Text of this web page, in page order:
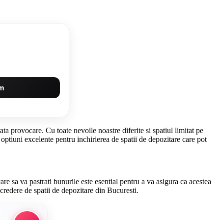
provocare. Cu toate nevoile noastre diferite si spatiul limitat pe
excelente pentru inchirierea de spatii de depozitare care pot
sa va pastrati bunurile este esential pentru a va asigura ca acestea
de spatii de depozitare din Bucuresti.